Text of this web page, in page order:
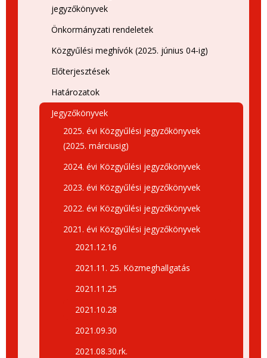
jegyzőkönyvek
Önkormányzati rendeletek
Közgyűlési meghívók (2025. június 04-ig)
Előterjesztések
Határozatok
Jegyzőkönyvek
2025. évi Közgyűlési jegyzőkönyvek
(2025. márciusig)
2024. évi Közgyűlési jegyzőkönyvek
2023. évi Közgyűlési jegyzőkönyvek
2022. évi Közgyűlési jegyzőkönyvek
2021. évi Közgyűlési jegyzőkönyvek
2021.12.16
2021.11. 25. Közmeghallgatás
2021.11.25
2021.10.28
2021.09.30
2021.08.30.rk.